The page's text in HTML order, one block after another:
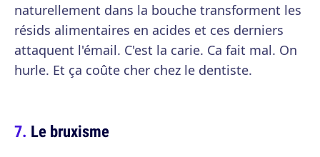
naturellement dans la bouche transforment les
résids alimentaires en acides et ces derniers
attaquent l'émail. C'est la carie. Ca fait mal. On
hurle. Et ça coûte cher chez le dentiste.
Le bruxisme